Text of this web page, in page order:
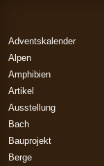
Adventskalender
Alpen
Amphibien
Artikel
Ausstellung
Bach
Bauprojekt
Berge